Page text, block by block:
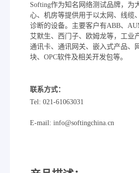
Softing作为知名网络测试品牌，为
心、机房等提供用于以太网、线缆
诊断的设备。主要客户有ABB、
艾默生、西门子、欧姆龙等，工业
通讯卡、通讯网关、嵌入式产品、
块、OPC软件及相关开发包等。
联系方式：
Tel: 021-61063031
E-mail: info@softingchina.cn